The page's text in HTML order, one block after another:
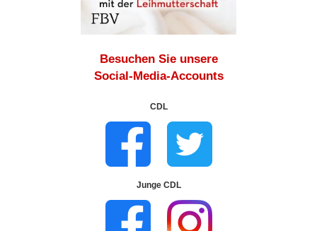
Besuchen Sie unsere
Social-Media-Accounts
CDL
Junge CDL